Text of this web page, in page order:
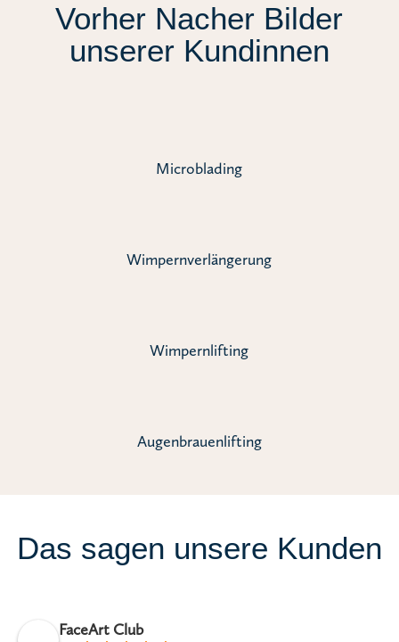
Vorher Nacher Bilder
unserer Kundinnen
Microblading
Wimpernverlängerung
Wimpernlifting
Augenbrauenlifting
Das sagen unsere Kunden
FaceArt Club